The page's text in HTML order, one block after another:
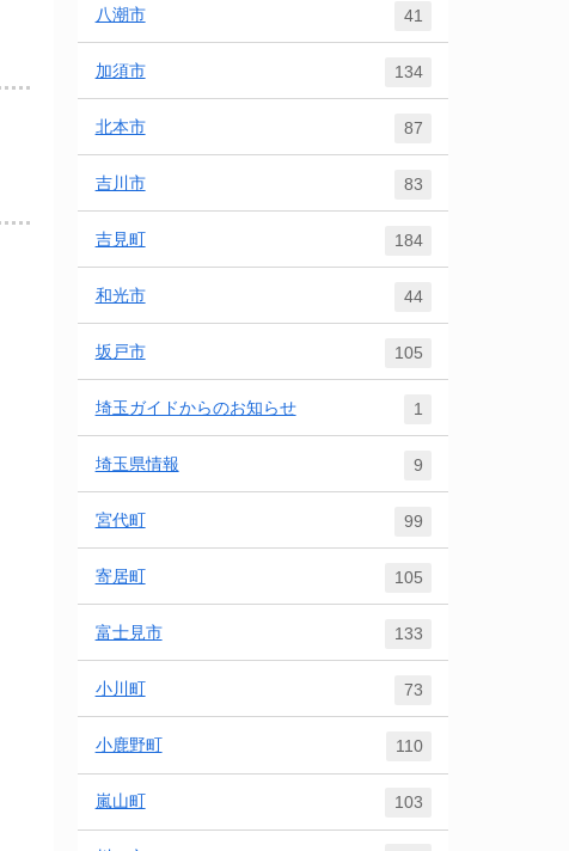
八潮市 41
加須市 134
北本市 87
吉川市 83
吉見町 184
和光市 44
坂戸市 105
埼玉ガイドからのお知らせ 1
埼玉県情報 9
宮代町 99
寄居町 105
富士見市 133
小川町 73
小鹿野町 110
嵐山町 103